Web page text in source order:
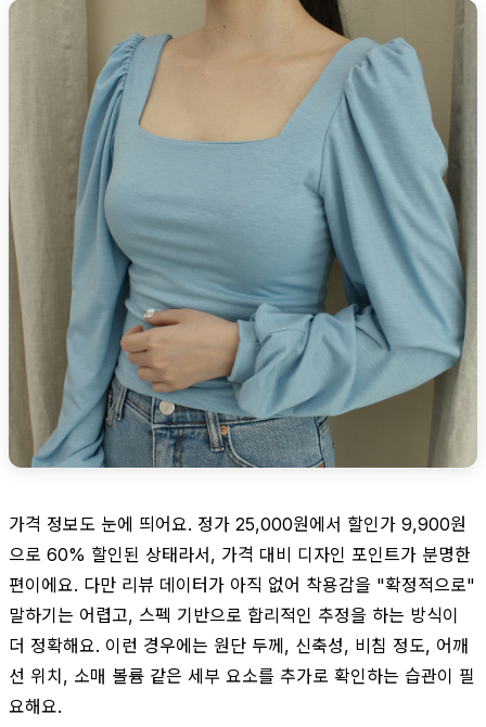
가격 정보도 눈에 띄어요. 정가 25,000원에서 할인가 9,900원
으로 60% 할인된 상태라서, 가격 대비 디자인 포인트가 분명한
편이에요. 다만 리뷰 데이터가 아직 없어 착용감을 "확정적으로"
말하기는 어렵고, 스펙 기반으로 합리적인 추정을 하는 방식이
더 정확해요. 이런 경우에는 원단 두께, 신축성, 비침 정도, 어깨
선 위치, 소매 볼륨 같은 세부 요소를 추가로 확인하는 습관이 필
요해요.